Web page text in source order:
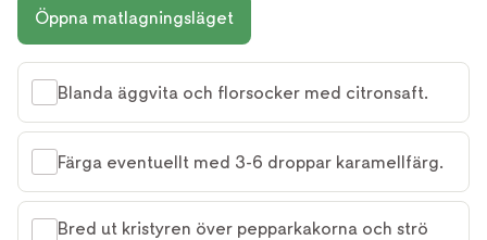
Öppna matlagningsläget
Blanda äggvita och florsocker med citronsaft.
Färga eventuellt med 3-6 droppar karamellfärg.
Bred ut kristyren över pepparkakorna och strö